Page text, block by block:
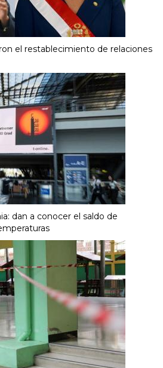
el restablecimiento de relaciones
dan a conocer el saldo de